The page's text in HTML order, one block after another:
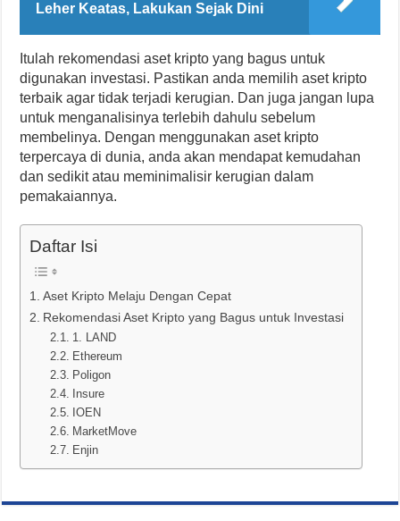
Leher Keatas, Lakukan Sejak Dini
Itulah rekomendasi aset kripto yang bagus untuk
digunakan investasi. Pastikan anda memilih aset kripto
terbaik agar tidak terjadi kerugian. Dan juga jangan lupa
untuk menganalisinya terlebih dahulu sebelum
membelinya. Dengan menggunakan aset kripto
terpercaya di dunia, anda akan mendapat kemudahan
dan sedikit atau meminimalisir kerugian dalam
pemakaiannya.
Daftar Isi
Aset Kripto Melaju Dengan Cepat
Rekomendasi Aset Kripto yang Bagus untuk Investasi
1. LAND
Ethereum
Poligon
Insure
IOEN
MarketMove
Enjin